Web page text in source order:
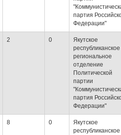
партия
Федерации"
2 0
Якутское
республиканское
региональное
отделение
Политической
партии
партия
Федерации"
8 0
Якутское
республиканское